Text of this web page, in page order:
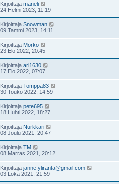
Kirjoittaja maneli
24 Helmi 2023, 11:19
Kirjoittaja Snowman
09 Tammi 2023, 14:11
Kirjoittaja Mörkö
23 Elo 2022, 20:45
Kirjoittaja ari1630
17 Elo 2022, 07:07
Kirjoittaja Tomppa83
30 Touko 2022, 14:59
Kirjoittaja pete695
18 Huhti 2022, 18:27
Kirjoittaja Nurkkari
08 Joulu 2021, 20:47
Kirjoittaja TM
08 Marras 2021, 20:12
Kirjoittaja janne.yliranta@gmail.com
03 Loka 2021, 21:59